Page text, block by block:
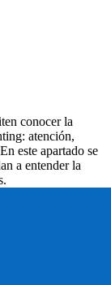
conocer la
atención,
este apartado se
a entender la